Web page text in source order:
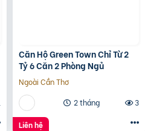
Căn Hộ Green Town Chỉ Từ 2
Tỷ 6 Căn 2 Phòng Ngủ
Ngoài Cần Thơ
2 tháng
3
Liên hệ